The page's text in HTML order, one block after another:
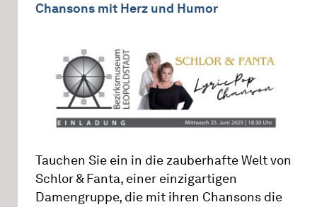
Chansons mit Herz und Humor
Tauchen Sie ein in die zauberhafte Welt von
Schlor & Fanta, einer einzigartigen
Damengruppe, die mit ihren Chansons die